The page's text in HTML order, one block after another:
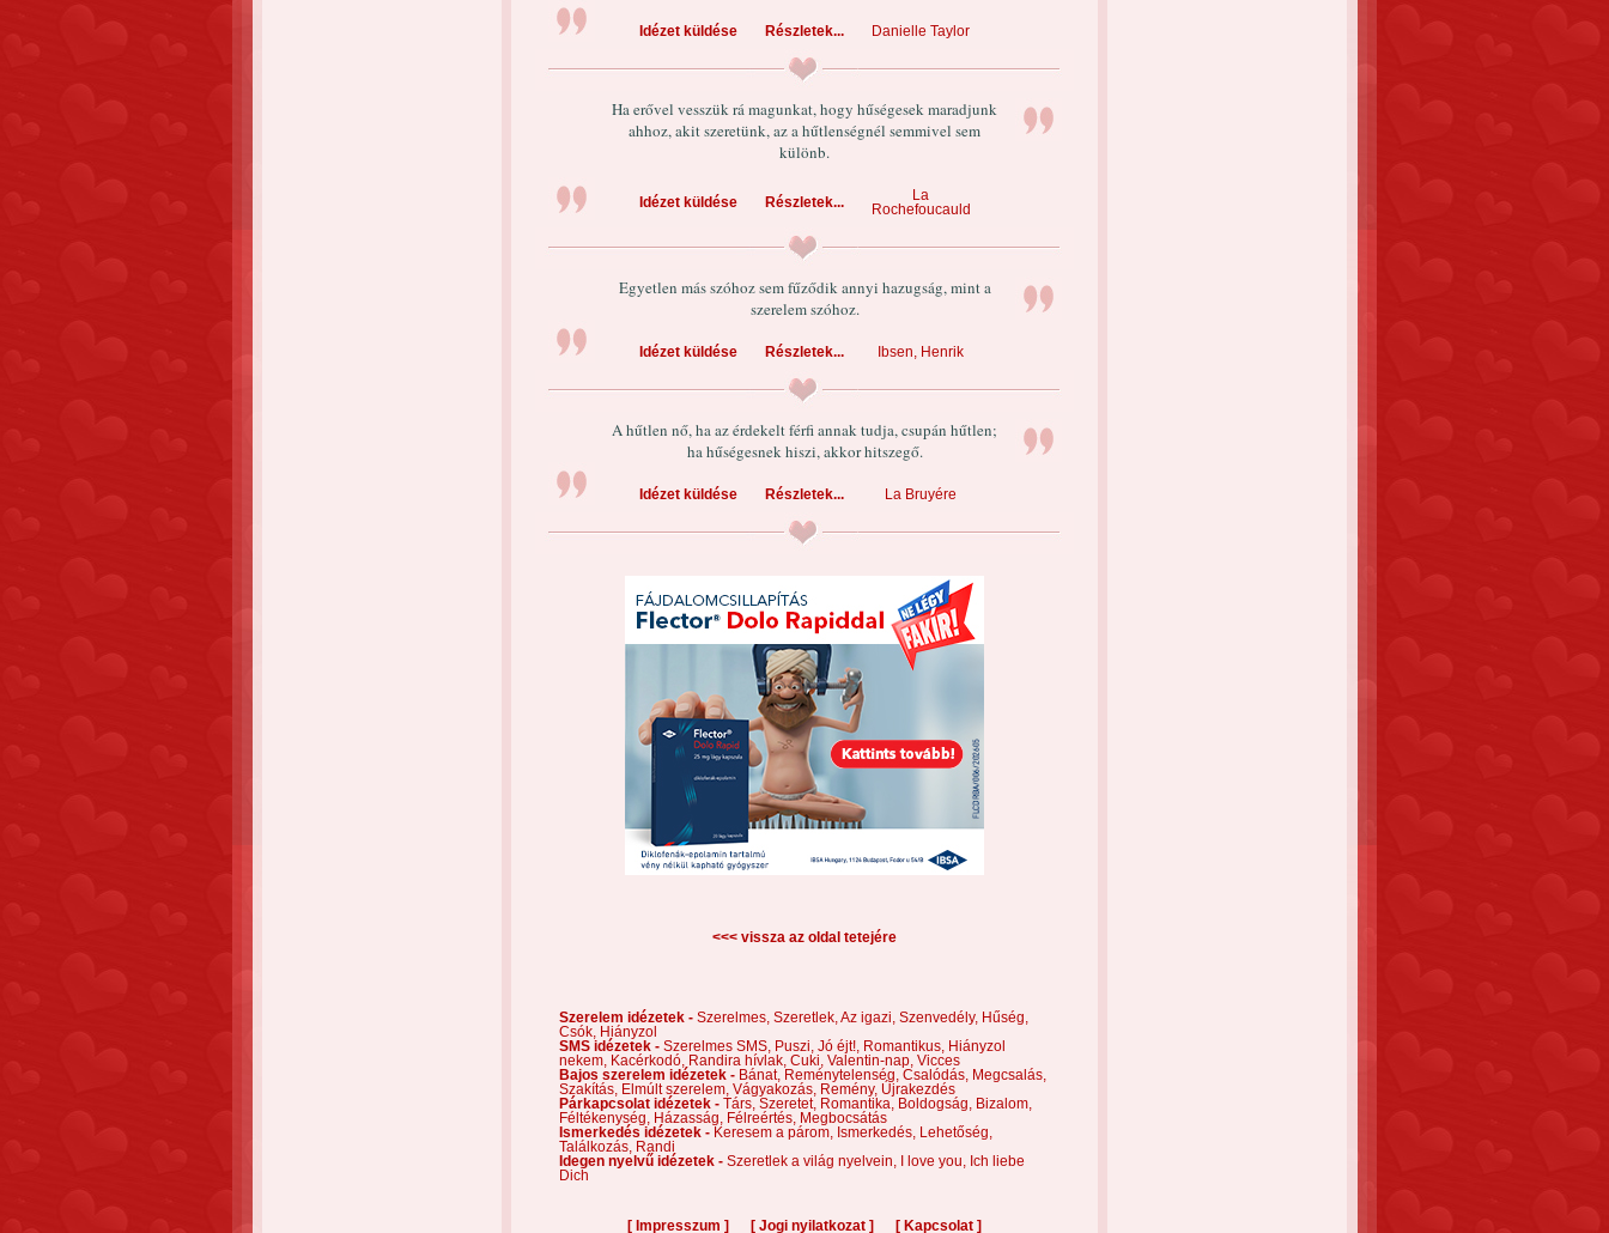
Idézet küldése Részletek... Danielle Taylor
Ha erővel vesszük rá magunkat, hogy hűségesek maradjunk
ahhoz, akit szeretünk, az a hűtlenségnél semmivel sem
különb.
Idézet küldése Részletek...
La
Rochefoucauld
Egyetlen más szóhoz sem fűződik annyi hazugság, mint a
szerelem szóhoz.
Idézet küldése Részletek... Ibsen, Henrik
A hűtlen nő, ha az érdekelt férfi annak tudja, csupán hűtlen;
ha hűségesnek hiszi, akkor hitszegő.
Idézet küldése Részletek... La Bruyére
<<< vissza az oldal tetejére
Szerelem idézetek - Szerelmes, Szeretlek, Az igazi, Szenvedély, Hűség,
Csók,
Hiányzol
SMS idézetek - Szerelmes SMS, Puszi, Jó éjt!, Romantikus,
Hiányzol
nekem,
Kacérkodó, Randira hívlak, Cuki, Valentin-nap, Vicces
Bajos szerelem idézetek - Bánat, Reménytelenség, Csalódás,
Megcsalás,
Szakítás,
Elmúlt szerelem, Vágyakozás, Remény, Újrakezdés
Párkapcsolat idézetek - Társ, Szeretet, Romantika, Boldogság,
Bizalom,
Féltékenység,
Házasság, Félreértés,
Megbocsátás
Ismerkedés idézetek - Keresem a párom, Ismerkedés,
Lehetőség,
Találkozás,
Randi
Idegen nyelvű idézetek - Szeretlek a világ nyelvein, I love you,
Ich liebe
Dich
[ Impresszum ] [ Jogi nyilatkozat ] [ Kapcsolat ]